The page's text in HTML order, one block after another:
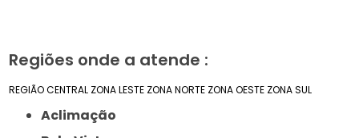
Regiões onde a atende :
REGIÃO CENTRAL ZONA LESTE ZONA NORTE ZONA OESTE ZONA SUL
Aclimação